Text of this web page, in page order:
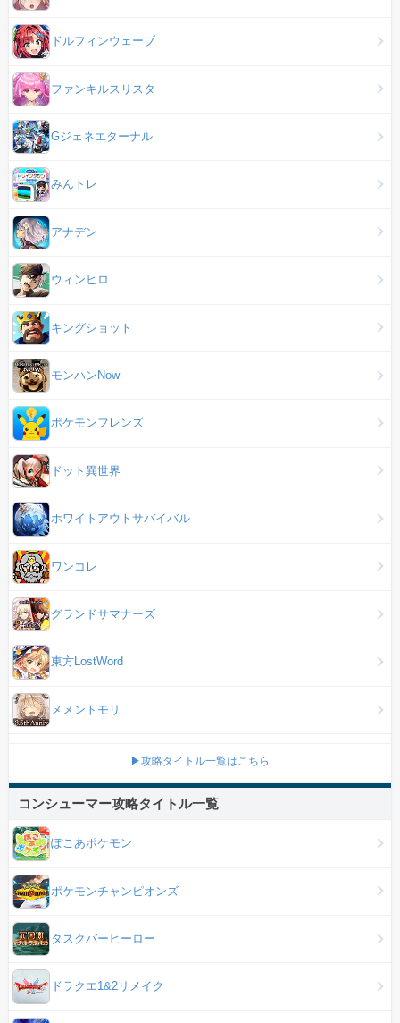
ドルフィンウェーブ
ファンキルスリスタ
Gジェネエターナル
みんトレ
アナデン
ウィンヒロ
キングショット
モンハンNow
ポケモンフレンズ
ドット異世界
ホワイトアウトサバイバル
ワンコレ
グランドサマナーズ
東方LostWord
メメントモリ
▶攻略タイトル一覧はこちら
コンシューマー攻略タイトル一覧
ぽこあポケモン
ポケモンチャンピオンズ
タスクバーヒーロー
ドラクエ1&2リメイク